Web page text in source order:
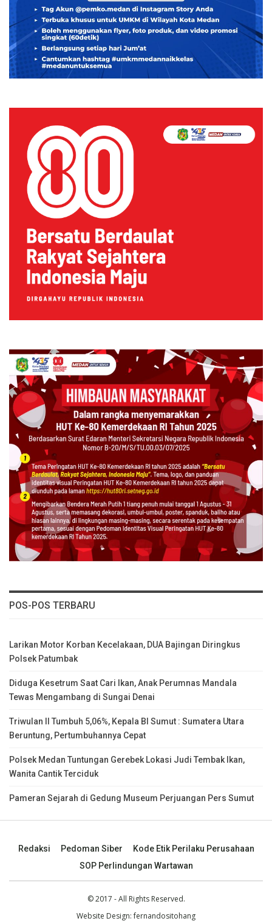
POS-POS TERBARU
Larikan Motor Korban Kecelakaan, DUA Bajingan Diringkus
Polsek Patumbak
Diduga Kesetrum Saat Cari Ikan, Anak Perumnas Mandala
Tewas Mengambang di Sungai Denai
Triwulan II Tumbuh 5,06%, Kepala BI Sumut : Sumatera Utara
Beruntung, Pertumbuhannya Cepat
Polsek Medan Tuntungan Gerebek Lokasi Judi Tembak Ikan,
Wanita Cantik Terciduk
Pameran Sejarah di Gedung Museum Perjuangan Pers Sumut
Redaksi Pedoman Siber
Kode Etik Perilaku Perusahaan
SOP Perlindungan Wartawan
© 2017 - All Rights Reserved.
Website Design:fernandositohang